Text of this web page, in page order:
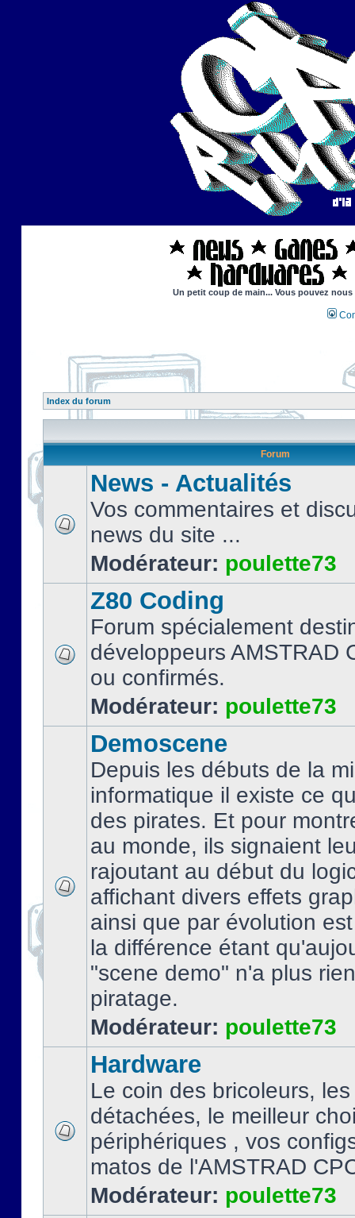
Un petit coup de main... Vous pouvez
Index du forum
Forum
News - Actualités
Vos commentaires et
news du site ...
Modérateur: poulette73
Z80 Coding
Forum spécialement
développeurs AMSTRAD
ou confirmés.
Modérateur: poulette73
Demoscene
Depuis les débuts de la
informatique il existe ce
des pirates. Et pour
au monde, ils signaient
rajoutant au début du
affichant divers effets
ainsi que par évolution
la différence étant
"scene demo" n'a plus
piratage.
Modérateur: poulette73
Hardware
Le coin des bricoleurs,
détachées, le meilleur
périphériques , vos
matos de l'AMSTRAD
Modérateur: poulette73